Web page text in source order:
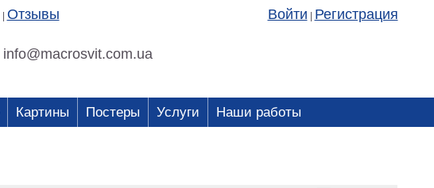
Отзывы Войти Регистрация
info@macrosvit.com.ua
Картины Постеры Услуги Наши работы